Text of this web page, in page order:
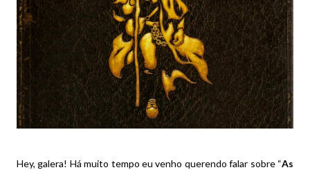
Hey, galera! Há muito tempo eu venho querendo falar sobre “As